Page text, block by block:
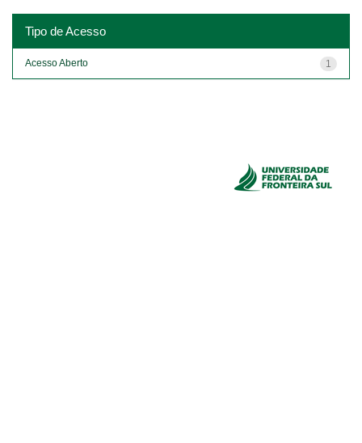
Tipo de Acesso
1
Acesso Aberto